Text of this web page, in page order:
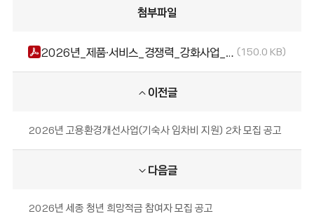
첨부파일
2026년_제품·서비스_경쟁력_강화사업_선정평가_심사_결과_및_최종_선정기업_공고.pdf 150.0 KB
이전글
2026년 고용환경개선사업(기숙사 임차비 지원) 2차 모집 공고
다음글
2026년 세종 청년 희망적금 참여자 모집 공고